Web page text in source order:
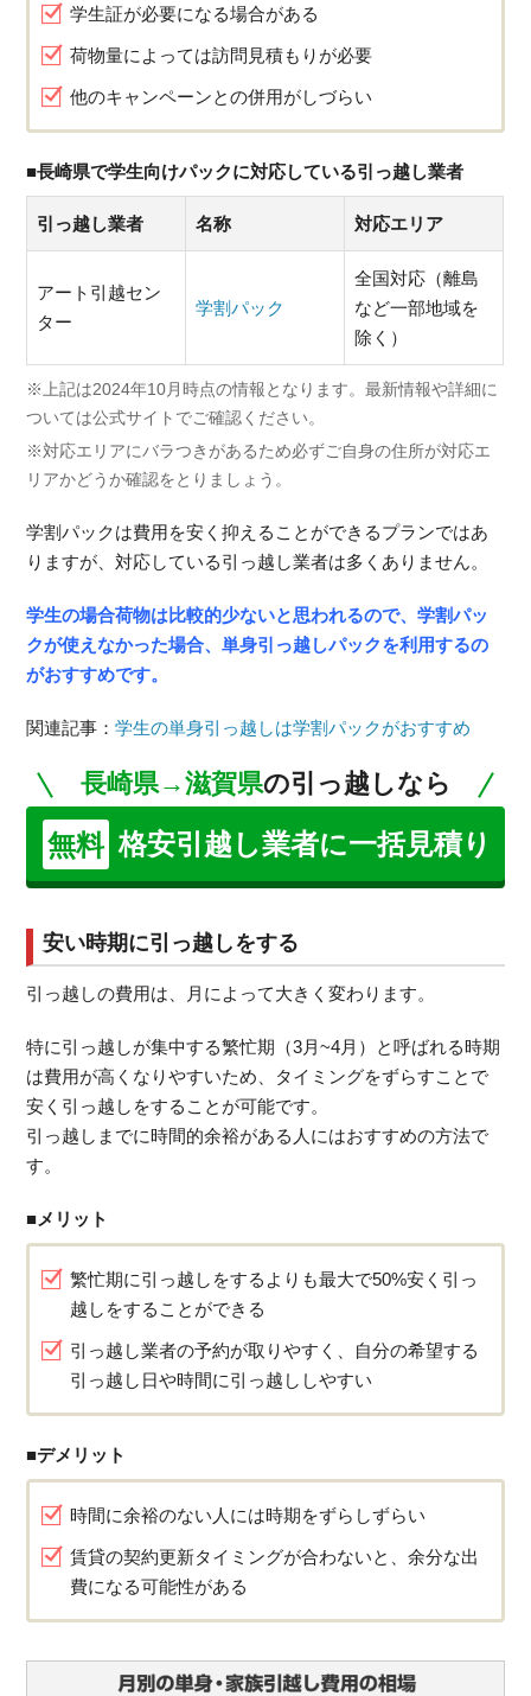
学生証が必要になる場合がある
荷物量によっては訪問見積もりが必要
他のキャンペーンとの併用がしづらい
■長崎県で学生向けパックに対応している引っ越し業者
引っ越し業者 名称 対応エリア
アート引越セン
ター
学割パック
全国対応（離島
など一部地域を
除く）
※上記は2024年10月時点の情報となります。最新情報や詳細に
ついては公式サイトでご確認ください。
※対応エリアにバラつきがあるため必ずご自身の住所が対応エ
リアかどうか確認をとりましょう。
学割パックは費用を安く抑えることができるプランではあ
りますが、対応している引っ越し業者は多くありません。
学生の場合荷物は比較的少ないと思われるので、学割パッ
クが使えなかった場合、単身引っ越しパックを利用するの
がおすすめです。
関連記事：学生の単身引っ越しは学割パックがおすすめ
長崎県→滋賀県の引っ越しなら
無料 格安引越し業者に一括見積り
安い時期に引っ越しをする
引っ越しの費用は、月によって大きく変わります。
特に引っ越しが集中する繁忙期（3月~4月）と呼ばれる時期
は費用が高くなりやすいため、タイミングをずらすことで
安く引っ越しをすることが可能です。
引っ越しまでに時間的余裕がある人にはおすすめの方法で
す。
■メリット
繁忙期に引っ越しをするよりも最大で50%安く引っ
越しをすることができる
引っ越し業者の予約が取りやすく、自分の希望する
引っ越し日や時間に引っ越ししやすい
■デメリット
時間に余裕のない人には時期をずらしずらい
賃貸の契約更新タイミングが合わないと、余分な出
費になる可能性がある